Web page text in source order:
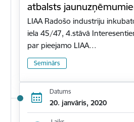
atbalsts
LIAA Radošo industriju
iela 45/47, 4.stāvā
par pieejamo LIAA…
Seminārs
Datums
20. janvāris, 2020